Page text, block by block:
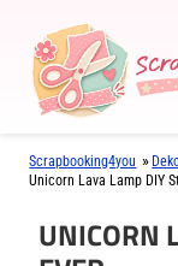
Scrapbooking4you »
Unicorn Lava Lamp DIY
UNICORN